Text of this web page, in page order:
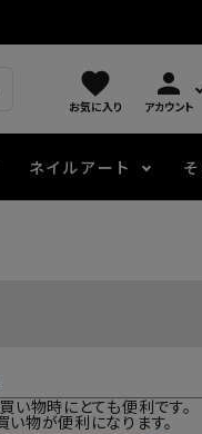
favorite
お気に入り
person
アカウント
ニュアンスジェル
ネイルアート
い物時にとても便利です。
物が便利になります。